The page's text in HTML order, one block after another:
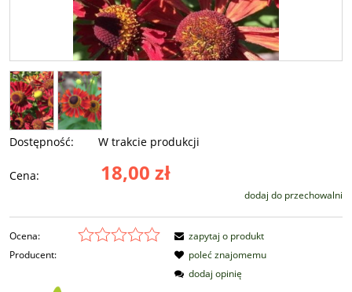
Dostępność: W trakcie produkcji
Cena: 18,00 zł
dodaj do przechowalni
Ocena:
Producent:
zapytaj o produkt
poleć znajomemu
dodaj opinię